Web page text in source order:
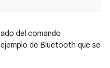
del comando
de Bluetooth que se